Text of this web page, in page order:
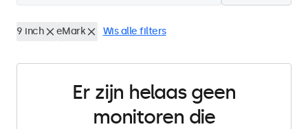
9 inch eMark Wis alle filters
Er zijn helaas geen
monitoren die